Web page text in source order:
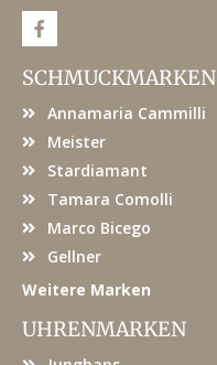
F
a
e
b
o
SCHMUCKMARKEN
Annamaria Cammilli
Meister
Stardiamant
Tamara Comolli
Marco Bicego
Gellner
Weitere Marken
UHRENMARKEN